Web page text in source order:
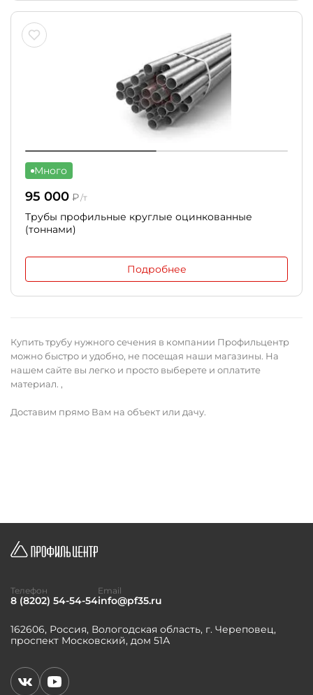
Много
95 000 ₽/т
Трубы профильные круглые оцинкованные
(тоннами)
Подробнее
Купить трубу нужного сечения в компании Профильцентр
можно быстро и удобно, не посещая наши магазины. На
нашем сайте вы легко и просто выберете и оплатите
материал. ,
Доставим прямо Вам на объект или дачу.
162606, Россия, Вологодская область, г. Череповец,
проспект Московский, дом 51А
Телефон
8 (8202) 54-54-54
Email
info@pf35.ru